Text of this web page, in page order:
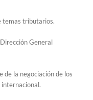
temas tributarios.
General
de la negociación de los